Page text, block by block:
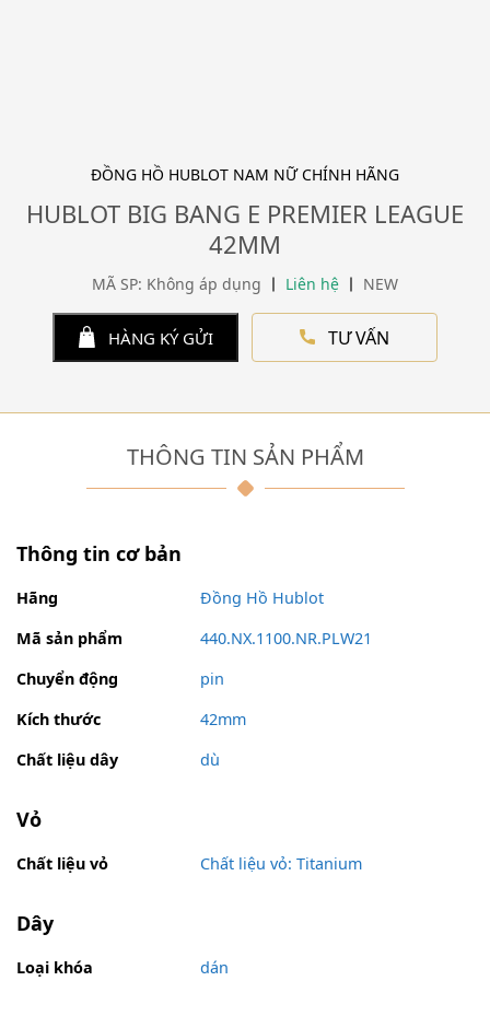
ĐỒNG HỒ HUBLOT NAM NỮ CHÍNH HÃNG
HUBLOT BIG BANG E PREMIER LEAGUE
42MM
MÃ SP: Không áp dụng Liên hệ NEW
HÀNG KÝ GỬI TƯ VẤN
THÔNG TIN SẢN PHẨM
Thông tin cơ bản
Hãng
Đồng Hồ Hublot
Mã sản phẩm
440.NX.1100.NR.PLW21
Chuyển động
pin
Kích thước
42mm
Chất liệu dây
dù
Vỏ
Chất liệu vỏ Chất liệu vỏ: Titanium
Dây
Loại khóa dán